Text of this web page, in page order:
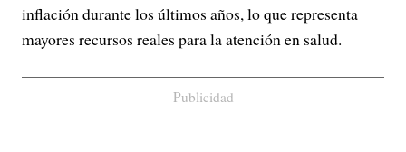
inflación durante los últimos años, lo que representa
mayores recursos reales para la atención en salud.
Publicidad